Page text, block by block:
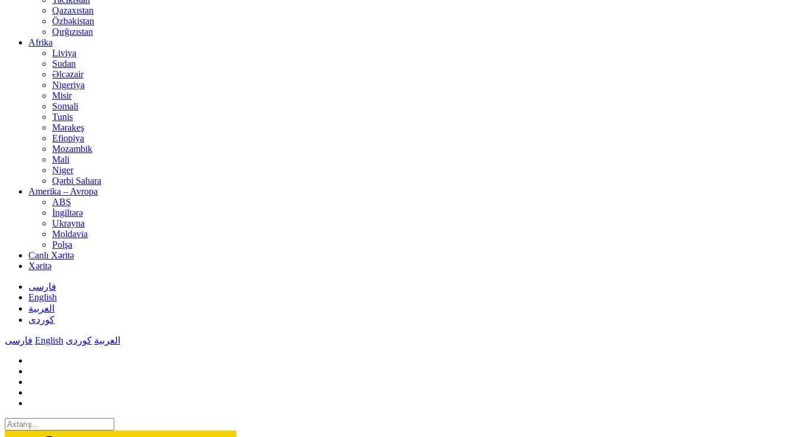
Qazaxıstan
Özbəkistan
Qırğızıstan
Afrika
Liviya
Sudan
Əlcəzair
Nigeriya
Misir
Somali
Tunis
Mərakeş
Efiopiya
Mozambik
Mali
Niger
Qərbi Sahara
Amerika – Avropa
ABŞ
İngiltərə
Ukrayna
Moldavia
Polşa
Canlı Xəritə
Xəritə
فارسی
English
العربیة
کوردی
فارسی English العربیة کوردی